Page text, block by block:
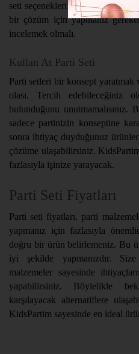
seti seçenekleri sayesinde sahip
bir çözüm için yapmanız
incelemek olmalı.
Kullan At Parti Seti
Parti setleri bir konsept yaratmak
olası. Tercih edebileceğiniz
bulunduğunu unutmamalısınız.
sadece partinizin konseptine
sonra ihtiyaç duyduğunuz
çözüme ulaşabilirsiniz.
fazlasıyla işinize yarayacak.
Parti Seti Fiyatları
Parti seti fiyatları, parti
yapmanız için fazlasıyla
doğru bir ürün belirlemeniz. Bu
iyi şekilde yapmanızdır.
malzemeler sayesinde
yapabilirsiniz. Böylelikle
karşılayacak alternatiflere
KidsPartim sayesinde en ideal